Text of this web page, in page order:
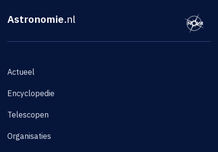
Astronomie.nl
Actueel
Encyclopedie
Telescopen
Organisaties